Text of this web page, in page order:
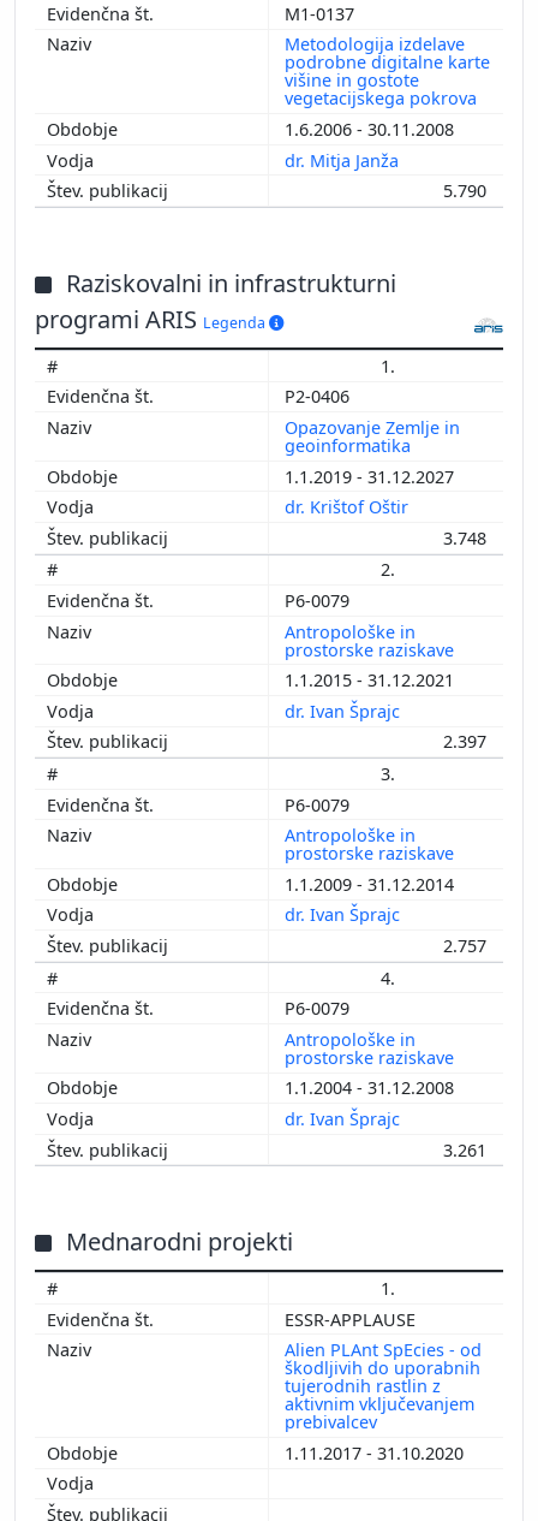
M1-0137
Metodologija izdelave
podrobne digitalne karte
višine in gostote
vegetacijskega pokrova
1.6.2006 - 30.11.2008
dr. Mitja Janža
5.790
Raziskovalni in infrastrukturni
programi ARIS Legenda
1.
P2-0406
Opazovanje Zemlje in
geoinformatika
1.1.2019 - 31.12.2027
dr. Krištof Oštir
3.748
2.
P6-0079
Antropološke in
prostorske raziskave
1.1.2015 - 31.12.2021
dr. Ivan Šprajc
2.397
3.
P6-0079
Antropološke in
prostorske raziskave
1.1.2009 - 31.12.2014
dr. Ivan Šprajc
2.757
4.
P6-0079
Antropološke in
prostorske raziskave
1.1.2004 - 31.12.2008
dr. Ivan Šprajc
3.261
Mednarodni projekti
1.
ESSR-APPLAUSE
Alien PLAnt SpEcies - od
škodljivih do uporabnih
tujerodnih rastlin z
aktivnim vključevanjem
prebivalcev
1.11.2017 - 31.10.2020